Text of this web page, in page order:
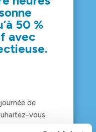
50 %
avec
de
vous